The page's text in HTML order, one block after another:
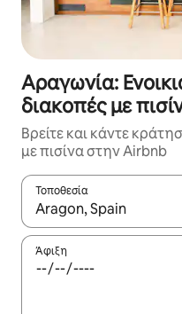
Αραγωνία:
διακοπές με
Βρείτε και κάντε
με πισίνα στην Airbnb
Τοποθεσία
Όταν τα αποτελέσματα
Άφιξη